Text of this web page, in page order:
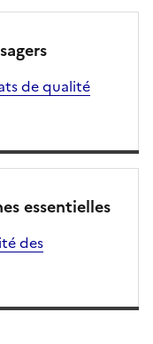
de qualité
essentielles
des